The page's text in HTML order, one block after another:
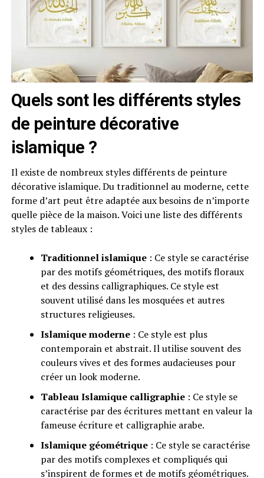
Quels sont les différents styles
de peinture décorative
islamique ?
Il existe de nombreux styles différents de peinture
décorative islamique. Du traditionnel au moderne, cette
forme d’art peut être adaptée aux besoins de n’importe
quelle pièce de la maison. Voici une liste des différents
styles de tableaux :
Traditionnel islamique: Ce style se caractérise
par des motifs géométriques, des motifs floraux
et des dessins calligraphiques. Ce style est
souvent utilisé dans les mosquées et autres
structures religieuses.
Islamique moderne: Ce style est plus
contemporain et abstrait. Il utilise souvent des
couleurs vives et des formes audacieuses pour
créer un look moderne.
Tableau Islamique calligraphie: Ce style se
caractérise par des écritures mettant en valeur la
fameuse écriture et calligraphie arabe.
Islamique géométrique: Ce style se caractérise
par des motifs complexes et compliqués qui
s’inspirent de formes et de motifs géométriques.